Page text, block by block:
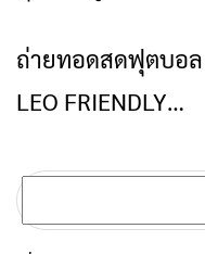
ข่าวเชียงร
ถ่ายทอดสดฟุตบอล
LEO FRIENDLY
ค้นหา
สำหรับ: